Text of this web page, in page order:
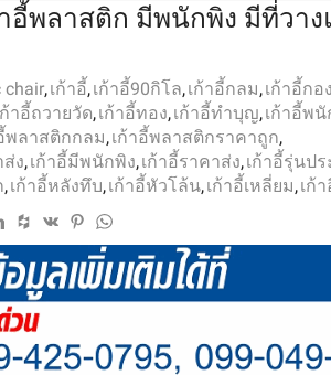
าอี้พลาสติก มีพนักพิง มีที่วา
chair,เก้าอี้,เก้าอี้90กิโล,เก้าอี้กลม,เก้าอี้กอ
ก้าอี้ถวายวัด,เก้าอี้ทอง,เก้าอี้ทำบุญ,เก้าอี้พนั
พลาสติกกลม,เก้าอี้พลาสติกราคาถูก,
ง,เก้าอี้มีพนักพิง,เก้าอี้ราคาส่ง,เก้าอี้รุ่นป
,เก้าอี้หลังทึบ,เก้าอี้หัวโล้น,เก้าอี้เหลี่ยม,เก้